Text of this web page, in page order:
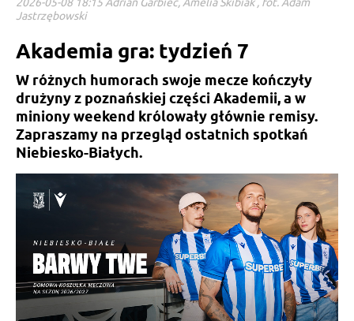
Jastrzębowski
Akademia gra: tydzień 7
W różnych humorach swoje mecze kończyły
drużyny z poznańskiej części Akademii, a w
miniony weekend królowały głównie remisy.
Zapraszamy na przegląd ostatnich spotkań
Niebiesko-Białych.